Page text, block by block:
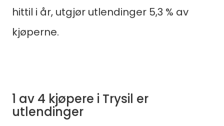
hittil i år, utgjør utlendinger 5,3 % av
kjøperne.
1 av 4 kjøpere i Trysil er
utlendinger